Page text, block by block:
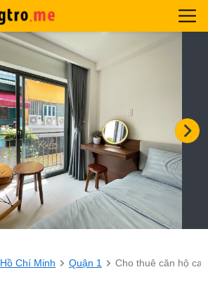
Hồ Chí Minh Quận 1 Cho thuê căn hộ